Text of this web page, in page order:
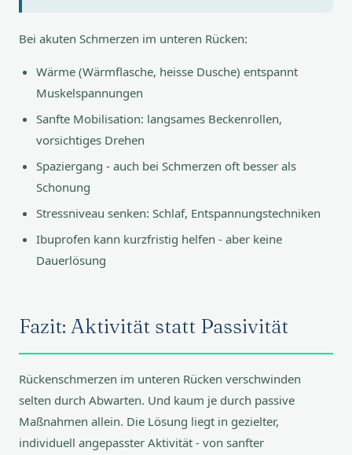
Bei akuten Schmerzen im unteren Rücken:
Wärme (Wärmflasche, heisse Dusche) entspannt
Muskelspannungen
Sanfte Mobilisation: langsames Beckenrollen,
vorsichtiges Drehen
Spaziergang - auch bei Schmerzen oft besser als
Schonung
Stressniveau senken: Schlaf, Entspannungstechniken
Ibuprofen kann kurzfristig helfen - aber keine
Dauerlösung
Fazit: Aktivität statt Passivität
Rückenschmerzen im unteren Rücken verschwinden
selten durch Abwarten. Und kaum je durch passive
Maßnahmen allein. Die Lösung liegt in gezielter,
individuell angepasster Aktivität - von sanfter